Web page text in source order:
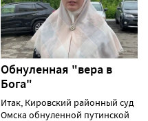
Обнуленная "вера в
Бога"
Итак, Кировский районный суд
Омска обнуленной путинской